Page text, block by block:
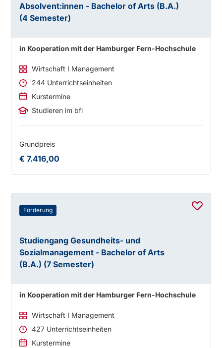
Absolvent:innen - Bachelor of Arts (B.A.)
(4 Semester)
in Kooperation mit der Hamburger Fern-Hochschule
Wirtschaft I Management
244 Unterrichtseinheiten
Kurstermine
Studieren im bfi
Grundpreis
€ 7.416,00
Förderung
Studiengang Gesundheits- und
Sozialmanagement - Bachelor of Arts
(B.A.) (7 Semester)
in Kooperation mit der Hamburger Fern-Hochschule
Wirtschaft I Management
427 Unterrichtseinheiten
Kurstermine